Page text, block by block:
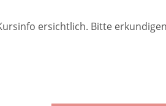
ersichtlich. Bitte